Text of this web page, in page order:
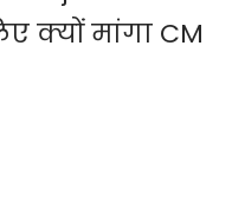
क्यों मांगा CM